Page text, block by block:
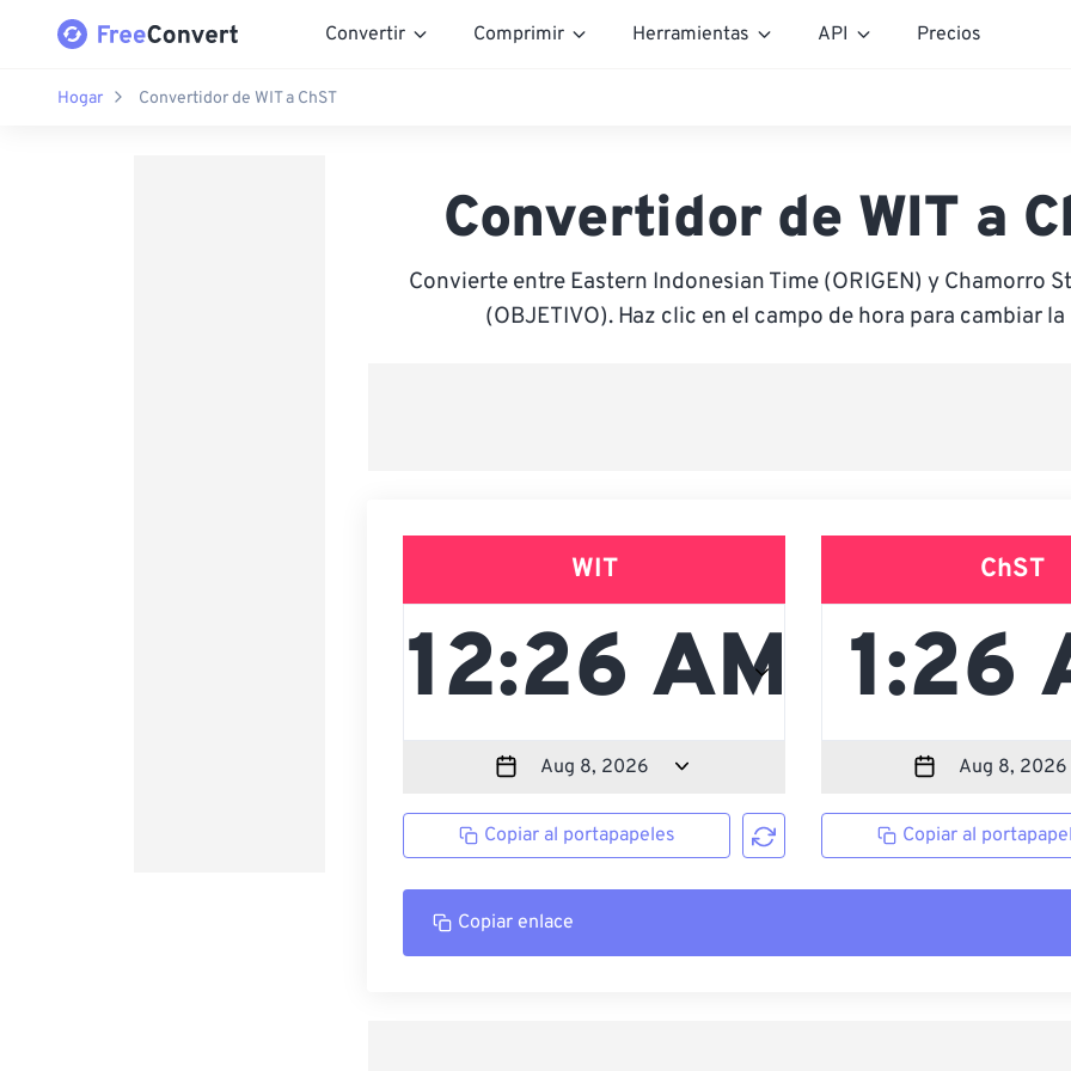
Convertir Comprimir Herramientas API Precios
Hogar Convertidor de WIT a ChST
Convertidor de WIT a
Convierte entre Eastern Indonesian Time (ORIGEN) y Chamorro
(OBJETIVO). Haz clic en el campo de hora para cambiar la
WIT
Copiar al portapapeles
ChST
Copiar al
Copiar enlace